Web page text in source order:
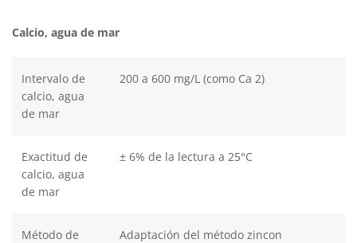
Calcio, agua de mar
Intervalo de
calcio, agua
de mar
200 a 600 mg/L (como Ca 2)
Exactitud de
calcio, agua
de mar
± 6% de la lectura a 25°C
Método de
Adaptación del método zincon